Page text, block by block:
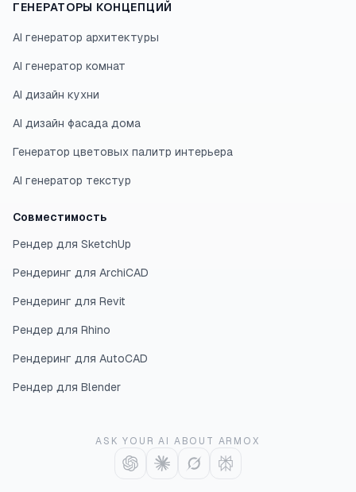
ГЕНЕРАТОРЫ КОНЦЕПЦИЙ
AI генератор архитектуры
AI генератор комнат
AI дизайн кухни
AI дизайн фасада дома
Генератор цветовых палитр интерьера
AI генератор текстур
Совместимость
Рендер для SketchUp
Рендеринг для ArchiCAD
Рендеринг для Revit
Рендер для Rhino
Рендеринг для AutoCAD
Рендер для Blender
ASK YOUR AI ABOUT ARMOX